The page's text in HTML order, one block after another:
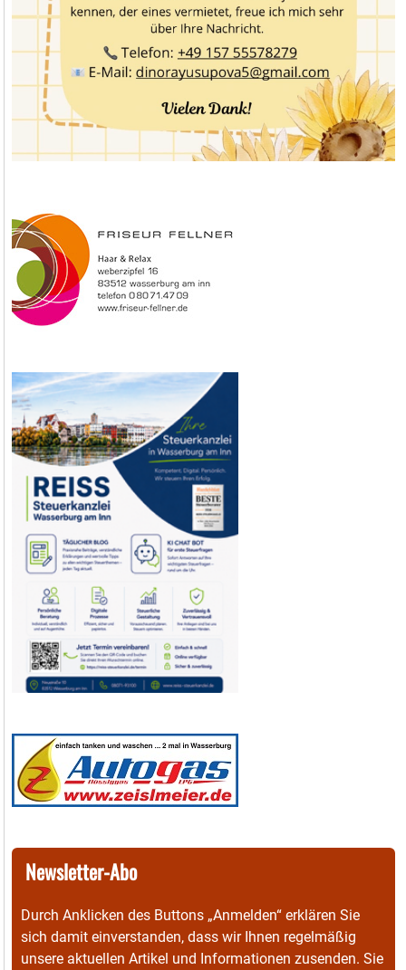
Newsletter-Abo
Durch Anklicken des Buttons „Anmelden“ erklären Sie
sich damit einverstanden, dass wir Ihnen regelmäßig
unsere aktuellen Artikel und Informationen zusenden. Sie